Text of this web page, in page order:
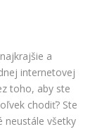
a
internetovej
toho, aby ste
chodiť? Ste
neustále všetky